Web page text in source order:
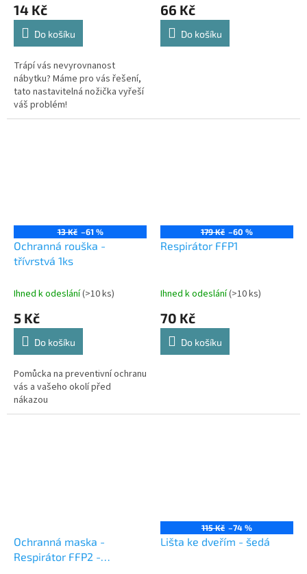
14 Kč
Do košíku
Trápí vás nevyrovnanost
nábytku? Máme pro vás řešení,
tato nastavitelná nožička vyřeší
váš problém!
66 Kč
Do košíku
13 Kč –61 %
Ochranná rouška -
třívrstvá 1ks
Ihned k odeslání(>10 ks)
5 Kč
Do košíku
Pomůcka na preventivní ochranu
vás a vašeho okolí před
nákazou
179 Kč –60 %
Respirátor FFP1
Ihned k odeslání(>10 ks)
70 Kč
Do košíku
Ochranná maska -
Respirátor FFP2 -
115 Kč –74 %
Lišta ke dveřím - šedá